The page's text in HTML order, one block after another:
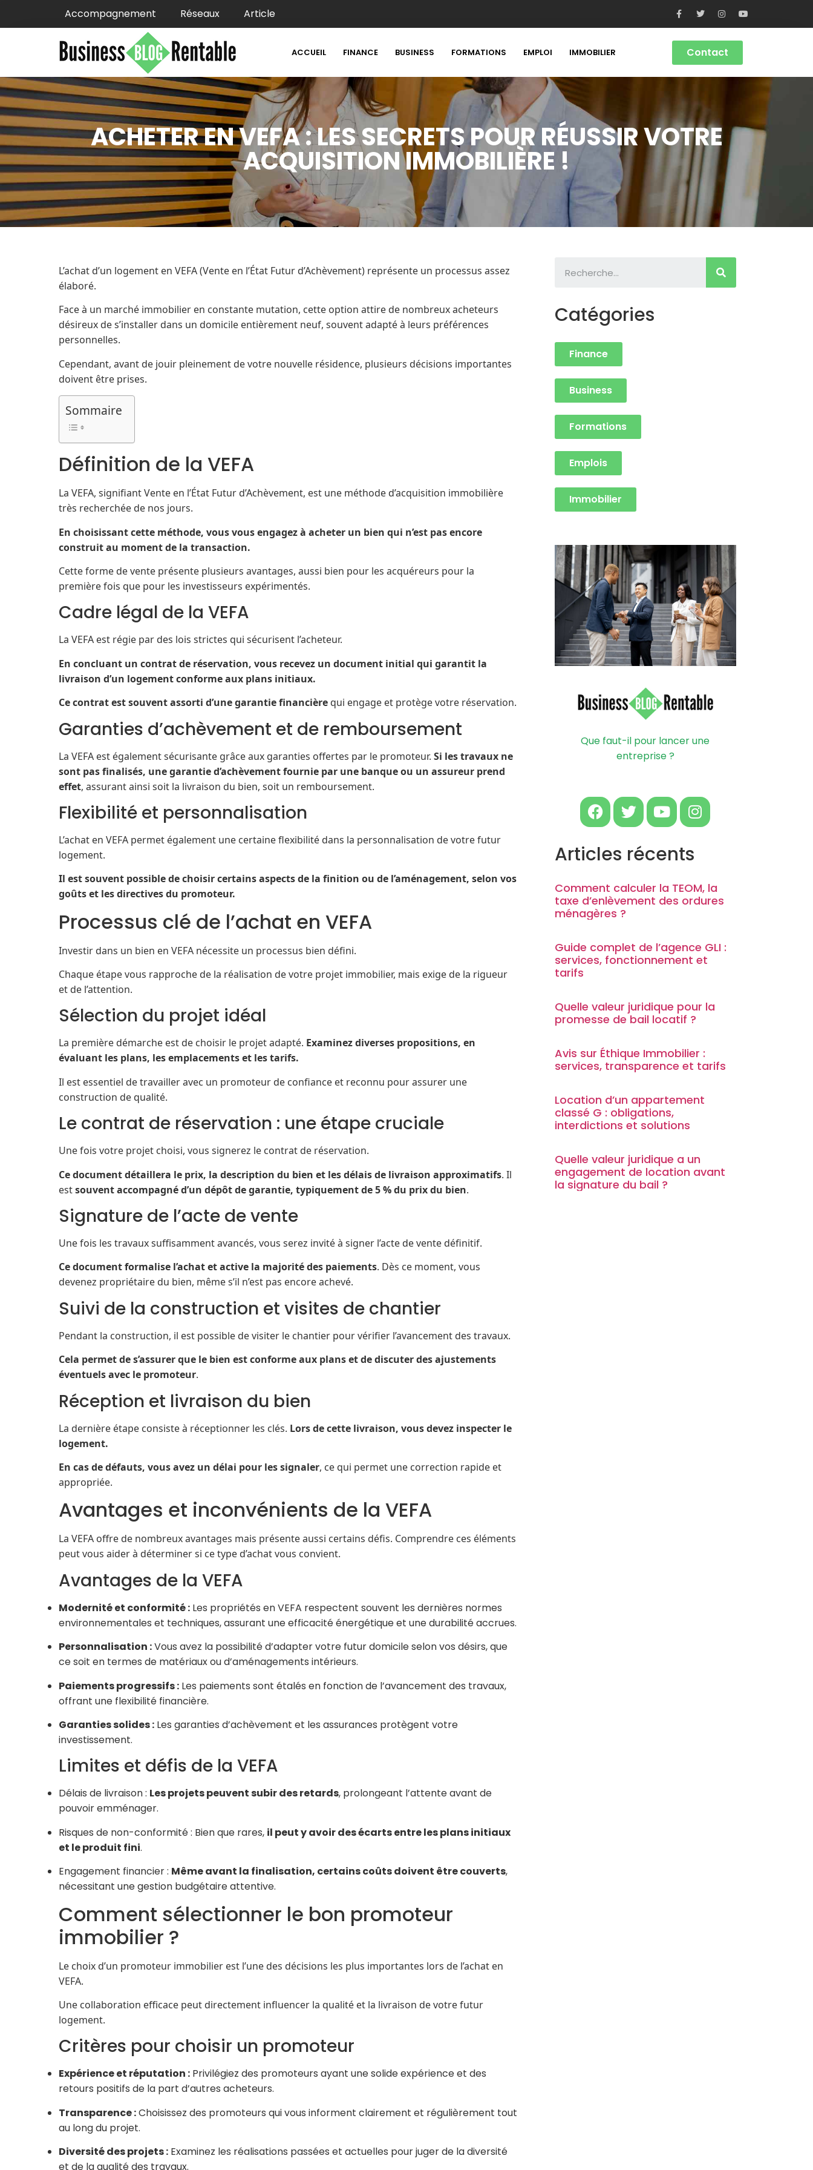
Accompagnement Réseaux Article
ACCUEIL FINANCE BUSINESS FORMATIONS EMPLOI IMMOBILIER Contact
ACHETER EN VEFA : LES SECRETS POUR RÉUSSIR VOTRE
ACQUISITION IMMOBILIÈRE !
L’achat d’un logement en VEFA (Vente en l’État Futur d’Achèvement) représente un processus assez
élaboré.
Face à un marché immobilier en constante mutation, cette option attire de nombreux acheteurs
désireux de s’installer dans un domicile entièrement neuf, souvent adapté à leurs préférences
personnelles.
Cependant, avant de jouir pleinement de votre nouvelle résidence, plusieurs décisions importantes
doivent être prises.
Sommaire
Définition de la VEFA
La VEFA, signifiant Vente en l’État Futur d’Achèvement, est une méthode d’acquisition immobilière
très recherchée de nos jours.
En choisissant cette méthode, vous vous engagez à acheter un bien qui n’est pas encore
construit au moment de la transaction.
Cette forme de vente présente plusieurs avantages, aussi bien pour les acquéreurs pour la
première fois que pour les investisseurs expérimentés.
Cadre légal de la VEFA
La VEFA est régie par des lois strictes qui sécurisent l’acheteur.
En concluant un contrat de réservation, vous recevez un document initial qui garantit la
livraison d’un logement conforme aux plans initiaux.
Ce contrat est souvent assorti d’une garantie financière qui engage et protège votre réservation.
Garanties d’achèvement et de remboursement
La VEFA est également sécurisante grâce aux garanties offertes par le promoteur. Si les travaux ne
sont pas finalisés, une garantie d’achèvement fournie par une banque ou un assureur prend
effet, assurant ainsi soit la livraison du bien, soit un remboursement.
Flexibilité et personnalisation
L’achat en VEFA permet également une certaine flexibilité dans la personnalisation de votre futur
logement.
Il est souvent possible de choisir certains aspects de la finition ou de l’aménagement, selon vos
goûts et les directives du promoteur.
Processus clé de l’achat en VEFA
Investir dans un bien en VEFA nécessite un processus bien défini.
Chaque étape vous rapproche de la réalisation de votre projet immobilier, mais exige de la rigueur
et de l’attention.
Sélection du projet idéal
La première démarche est de choisir le projet adapté. Examinez diverses propositions, en
évaluant les plans, les emplacements et les tarifs.
Il est essentiel de travailler avec un promoteur de confiance et reconnu pour assurer une
construction de qualité.
Le contrat de réservation : une étape cruciale
Une fois votre projet choisi, vous signerez le contrat de réservation.
Ce document détaillera le prix, la description du bien et les délais de livraison approximatifs. Il
estsouvent accompagné d’un dépôt de garantie, typiquement de 5 % du prix du bien.
Signature de l’acte de vente
Une fois les travaux suffisamment avancés, vous serez invité à signer l’acte de vente définitif.
Ce document formalise l’achat et active la majorité des paiements. Dès ce moment, vous
devenez propriétaire du bien, même s’il n’est pas encore achevé.
Suivi de la construction et visites de chantier
Pendant la construction, il est possible de visiter le chantier pour vérifier l’avancement des travaux.
Cela permet de s’assurer que le bien est conforme aux plans et de discuter des ajustements
éventuels avec le promoteur.
Réception et livraison du bien
La dernière étape consiste à réceptionner les clés. Lors de cette livraison, vous devez inspecter le
logement.
En cas de défauts, vous avez un délai pour les signaler, ce qui permet une correction rapide et
appropriée.
Avantages et inconvénients de la VEFA
La VEFA offre de nombreux avantages mais présente aussi certains défis. Comprendre ces éléments
peut vous aider à déterminer si ce type d’achat vous convient.
Avantages de la VEFA
Modernité et conformité: Les propriétés en VEFA respectent souvent les dernières normes
environnementales et techniques, assurant une efficacité énergétique et une durabilité accrues.
Personnalisation :Vous avez la possibilité d’adapter votre futur domicile selon vos désirs, que
ce soit en termes de matériaux ou d’aménagements intérieurs.
Paiements progressifs: Les paiements sont étalés en fonction de l’avancement des travaux,
offrant une flexibilité financière.
Garanties solides: Les garanties d’achèvement et les assurances protègent votre
investissement.
Limites et défis de la VEFA
Délais de livraison : Les projets peuvent subir des retards, prolongeant l’attente avant de
pouvoir emménager.
Risques de non-conformité : Bien que rares, il peut y avoir des écarts entre les plans initiaux
et le produit fini.
Engagement financier : Même avant la finalisation, certains coûts doivent être couverts,
nécessitant une gestion budgétaire attentive.
Comment sélectionner le bon promoteur
immobilier ?
Le choix d’un promoteur immobilier est l’une des décisions les plus importantes lors de l’achat en
VEFA.
Une collaboration efficace peut directement influencer la qualité et la livraison de votre futur
logement.
Critères pour choisir un promoteur
Expérience et réputation : Privilégiez des promoteurs ayant une solide expérience et des
retours positifs de la part d’autres acheteurs.
Transparence:Choisissez des promoteurs qui vous informent clairement et régulièrement tout
au long du projet.
Diversité des projets: Examinez les réalisations passées et actuelles pour juger de la diversité
et de la qualité des travaux.
Catégories
Finance
Business
Formations
Emplois
Immobilier
Que faut-il pour lancer une
entreprise ?
Articles récents
Comment calculer la TEOM, la
taxe d’enlèvement des ordures
ménagères ?
Guide complet de l’agence GLI :
services, fonctionnement et
tarifs
Quelle valeur juridique pour la
promesse de bail locatif ?
Avis sur Éthique Immobilier :
services, transparence et tarifs
Location d’un appartement
classé G : obligations,
interdictions et solutions
Quelle valeur juridique a un
engagement de location avant
la signature du bail ?